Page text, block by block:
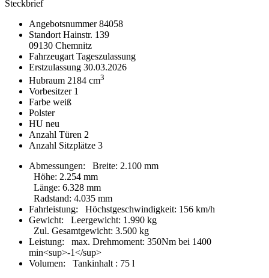
Steckbrief
Angebotsnummer84058
Standort Hainstr. 139
09130 Chemnitz
Fahrzeugart Tageszulassung
Erstzulassung 30.03.2026
Hubraum 2184 cm3
Vorbesitzer 1
Farbe weiß
Polster
HU neu
Anzahl Türen 2
Anzahl Sitzplätze 3
Abmessungen:
Breite: 2.100 mm
Höhe: 2.254 mm
Länge: 6.328 mm
Radstand: 4.035 mm
Fahrleistung:
Höchstgeschwindigkeit: 156 km/h
Gewicht:
Leergewicht: 1.990 kg
Zul. Gesamtgewicht: 3.500 kg
Leistung:
max. Drehmoment: 350Nm bei 1400
min<sup>-1</sup>
Volumen:
Tankinhalt : 75 l